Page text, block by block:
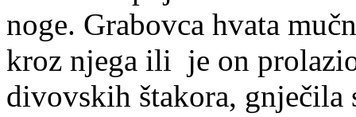
noge. Grabovca hvata
kroz njega ili je on
divovskih štakora, gnječila